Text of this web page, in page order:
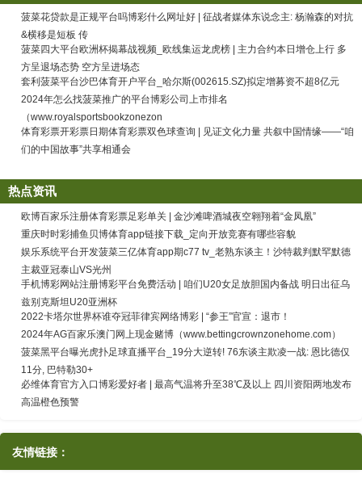
菠菜花贷款是正规平台吗博彩什么网址好 | 征战者媒体东说念主: 杨瀚森的对抗
&横移是短板 传
菠菜四大平台欧洲杯揭幕战视频_欧线集运龙虎榜 | 主力合约本日增仓上行 多
方呈退场态势 空方呈进场态
套利菠菜平台沙巴体育开户平台_哈尔斯(002615.SZ)拟定增募资不超8亿元
2024年怎么找菠菜推广的平台博彩公司上市排名
（www.royalsportsbookzonezon
体育彩票开彩票日期体育彩票双色球查询 | 见证文化力量 共叙中国情缘——“咱
们的中国故事”共享相通会
热点资讯
欧博百家乐注册体育彩票足彩单关 | 金沙滩啤酒城夜空翱翔着“金凤凰”
重庆时时彩捕鱼贝博体育app链接下载_定向开放竞赛有哪些容貌
娱乐系统平台开发菠菜三亿体育app期c77 tv_老熟东谈主！沙特裁判默罕默德
主裁亚冠泰山VS光州
手机博彩网站注册博彩平台免费活动 | 咱们U20女足放胆国内备战 明日出征乌
兹别克斯坦U20亚洲杯
2022卡塔尔世界杯谁夺冠菲律宾网络博彩 | “参王”官宣：退市！
2024年AG百家乐澳门网上现金赌博（www.bettingcrownzonehome.com）
菠菜黑平台曝光虎扑足球直播平台_19分大逆转! 76东谈主欺凌一战: 恩比德仅
11分, 巴特勒30+
必维体育官方入口博彩爱好者 | 最高气温将升至38℃及以上 四川资阳两地发布
高温橙色预警
友情链接：